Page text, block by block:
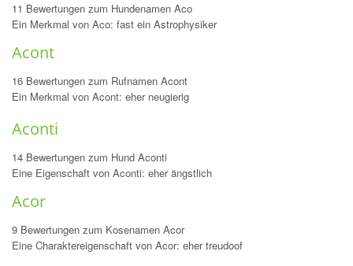
11 Bewertungen zum Hundenamen Aco
Ein Merkmal von Aco: fast ein Astrophysiker
Acont
16 Bewertungen zum Rufnamen Acont
Ein Merkmal von Acont: eher neugierig
Aconti
14 Bewertungen zum Hund Aconti
Eine Eigenschaft von Aconti: eher ängstlich
Acor
9 Bewertungen zum Kosenamen Acor
Eine Charaktereigenschaft von Acor: eher treudoof